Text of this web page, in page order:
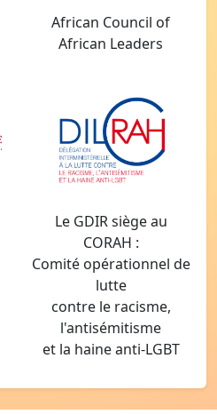
African Council of
African Leaders
Le GDIR siège au
CORAH :
Comité opérationnel de
lutte
contre le racisme,
l'antisémitisme
et la haine anti-LGBT